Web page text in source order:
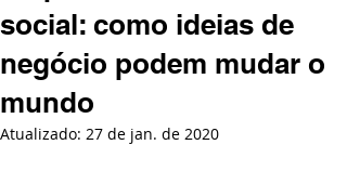
social: como ideias de
negócio podem mudar o
mundo
Atualizado: 27 de jan. de 2020